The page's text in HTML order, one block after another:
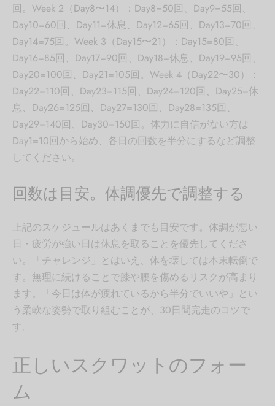
回。Week 2（Day8〜14）：Day8=50回、Day9=55回、
Day10=60回、Day11=休息、Day12=65回、Day13=70回、
Day14=75回。Week 3（Day15〜21）：Day15=80回、
Day16=85回、Day17=90回、Day18=休息、Day19=95回、
Day20=100回、Day21=105回。Week 4（Day22〜30）：
Day22=110回、Day23=115回、Day24=120回、Day25=休
息、Day26=125回、Day27=130回、Day28=135回、
Day29=140回、Day30=150回。体力に自信がない方は
Day1=10回から始め、各日の回数を半分にするなど調整
してください。
回数は目安。体調優先で調整する
上記のスケジュールはあくまでも目安です。体調が悪い
日・疲労が強い日は休息を取ることを優先してくださ
い。「チャレンジ」とはいえ、体を壊しては本末転倒で
す。無理に続けることで膝や腰を傷めるリスクが高まり
ます。「今日は体が疲れているから半分でいいや」とい
う柔軟な姿勢で取り組むことが、30日間完走のコツで
す。
正しいスクワットのフォー
ム